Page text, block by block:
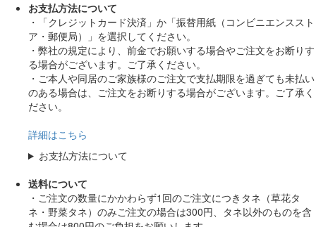
お支払方法について
・「クレジットカード決済」か「振替用紙（コンビニエンススト
ア・郵便局）」を選択してください。
・弊社の規定により、前金でお願いする場合やご注文をお断りす
る場合がございます。ご了承ください。
・ご本人や同居のご家族様のご注文で支払期限を過ぎても未払い
のある場合は、ご注文をお断りする場合がございます。ご了承く
ださい。
詳細はこちら
お支払方法について
送料について
・ご注文の数量にかかわらず1回のご注文につきタネ（草花タ
ネ・野菜タネ）のみご注文の場合は300円、タネ以外のものを含